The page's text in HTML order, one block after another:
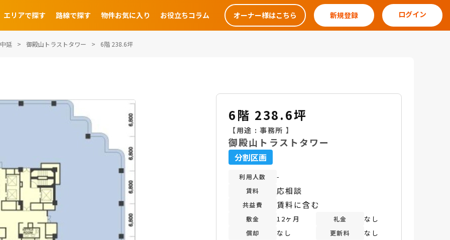
エリアで探す 路線で探す 物件お気に入り お役立ちコラム オーナー様はこちら 新規登録 ログイン
延 御殿山トラストタワー 6階 238.6坪
6階 238.6坪
【用途 :事務所 】
御殿山トラストタワー
分割区画
利用人数 -
賃料 応相談
共益費 賃料に含む
敷金 12ヶ月 礼金 なし
償却 なし 更新料 なし